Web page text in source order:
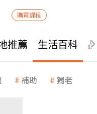
購買課程
推薦 生活百科
補助 獨老